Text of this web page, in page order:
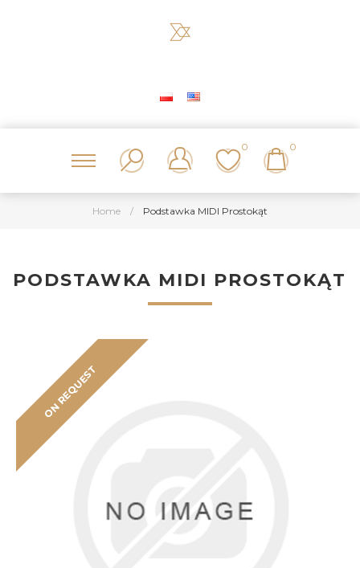
0 0
Home / Podstawka MIDI Prostokąt
PODSTAWKA MIDI PROSTOKĄT
ON REQUEST